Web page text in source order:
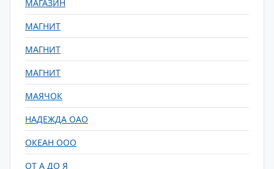
МАГАЗИН
МАГНИТ
МАГНИТ
МАГНИТ
МАЯЧОК
НАДЕЖДА ОАО
ОКЕАН ООО
ОТ А ДО Я